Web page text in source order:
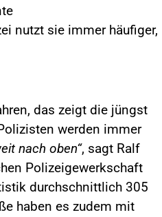
nutzt sie immer häufiger,
das zeigt die jüngst
werden immer
nach oben“, sagt Ralf
Polizeigewerkschaft
durchschnittlich 305
haben es zudem mit